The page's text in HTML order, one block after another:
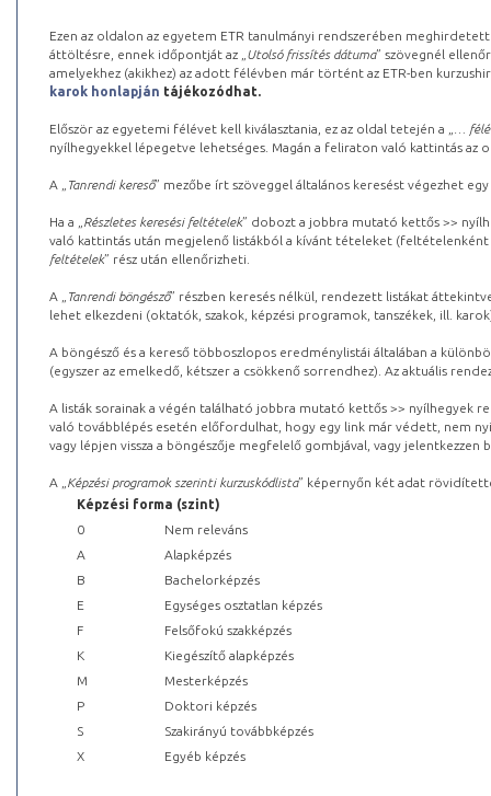
Ezen az oldalon az egyetem ETR tanulmányi rendszerében
áttöltésre, ennek időpontját az „ Utolsó frissítés dátuma” szövegnél
amelyekhez (akikhez) az adott félévben már történt az ETR-ben
karok honlapján tájékozódhat.
Először az egyetemi félévet kell kiválasztania, ez az oldal tetején a „
…
nyílhegyekkel lépegetve lehetséges. Magán a feliraton való kattintás az
A „ Tanrendi kereső” mezőbe írt szöveggel általános keresést végezhet
Ha a „ Részletes keresési feltételek” dobozt a jobbra mutató kettős >>
való kattintás után megjelenő listákból a kívánt tételeket (feltételenként
feltételek” rész után ellenőrizheti.
A „ Tanrendi böngésző” részben keresés nélkül, rendezett listákat
lehet elkezdeni (oktatók, szakok, képzési programok, tanszékek, ill.
A böngésző és a kereső többoszlopos eredménylistái általában a
(egyszer az emelkedő, kétszer a csökkenő sorrendhez). Az aktuális
A listák sorainak a végén található jobbra mutató kettős >> nyílhegyek
való továbblépés esetén előfordulhat, hogy egy link már védett, nem
vagy lépjen vissza a böngészője megfelelő gombjával, vagy
A „ Képzési programok szerinti kurzuskódlista” képernyőn két adat
Képzési forma (szint)
0
Nem releváns
A
Alapképzés
B
Bachelorképzés
E
Egységes osztatlan képzés
F
Felsőfokú szakképzés
K
Kiegészítő alapképzés
M
Mesterképzés
P
Doktori képzés
S
Szakirányú továbbképzés
X
Egyéb képzés